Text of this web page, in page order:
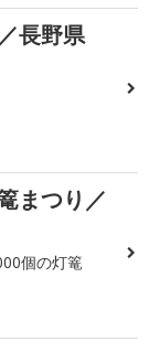
長野県
まつり／
個の灯篭